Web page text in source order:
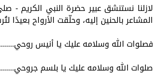
لازلنا نستنشق عبير حضرة النبي الكريم
المشاعر بالحنين إليه، وحلّقت الأرواح بعيدًا
فصلوات الله وسلامه عليك يا أنيس
صلوات الله وسلامه عليك يا بلسم جروحي.......